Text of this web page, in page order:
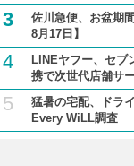
3
佐川急便、お盆期
8月17日】
4
LINEヤフー、セ
携で次世代店舗サ
5
猛暑の宅配、ドラ
Every WiLL調査